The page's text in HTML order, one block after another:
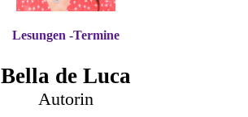
Bella de Luca
Autorin
Lesungen -Termine